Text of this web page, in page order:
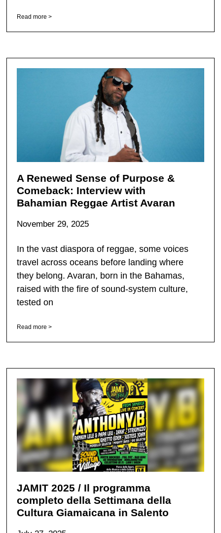
Read more >
A Renewed Sense of Purpose &
Comeback: Interview with
Bahamian Reggae Artist Avaran
November 29, 2025
In the vast diaspora of reggae, some voices
travel across oceans before landing where
they belong. Avaran, born in the Bahamas,
raised with the fire of sound-system culture,
tested on
Read more >
JAMIT 2025 / Il programma
completo della Settimana della
Cultura Giamaicana in Salento